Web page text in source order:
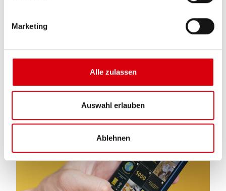
Marketing
Alle zulassen
Auswahl erlauben
Ablehnen
200 gWeintrauben